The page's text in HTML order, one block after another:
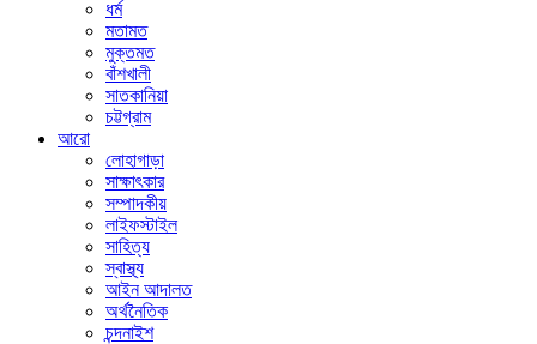
ধর্ম
মতামত
মুক্তমত
বাঁশখালী
সাতকানিয়া
চট্টগ্রাম
আরো
লোহাগাড়া
সাক্ষাৎকার
সম্পাদকীয়
লাইফস্টাইল
সাহিত্য
স্বাস্থ্য
আইন আদালত
অর্থনৈতিক
চন্দনাইশ